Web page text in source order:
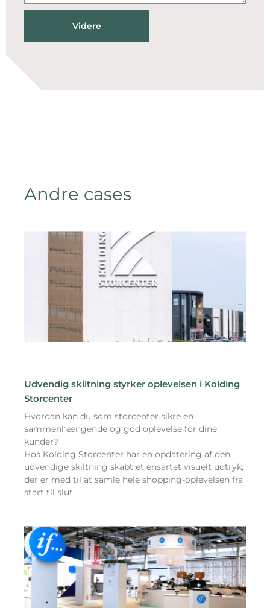
Videre
Andre cases
Udvendig skiltning styrker oplevelsen i Kolding
Storcenter
Hvordan kan du som storcenter sikre en
sammenhængende og god oplevelse for dine
kunder?
Hos Kolding Storcenter har en opdatering af den
udvendige skiltning skabt et ensartet visuelt udtryk,
der er med til at samle hele shopping-oplevelsen fra
start til slut.